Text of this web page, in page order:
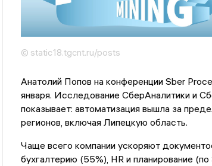
© static18.tgcnt.ru/posts
Анатолий Попов на конференции Sber
января. Исследование СберАналитики и
показывает: автоматизация вышла за
регионов, включая Липецкую область.
Чаще всего компании ускоряют
бухгалтерию (55%), HR и планирование